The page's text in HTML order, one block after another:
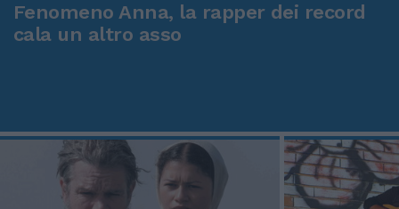
Fenomeno Anna, la rapper dei record
cala un altro asso